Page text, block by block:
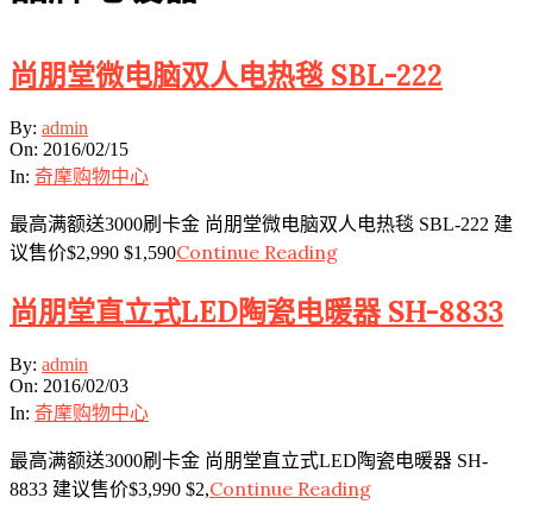
尚朋堂微电脑双人电热毯 SBL-222
2016-
02-
15
By: admin
On: 2016/02/15
In: 奇摩购物中心
最高满额送3000刷卡金 尚朋堂微电脑双人电热毯 SBL-222 建
议售价$2,990 $1,590Continue Reading
尚朋堂直立式LED陶瓷电暖器 SH-8833
2016-
02-
03
By: admin
On: 2016/02/03
In: 奇摩购物中心
最高满额送3000刷卡金 尚朋堂直立式LED陶瓷电暖器 SH-
8833 建议售价$3,990 $2,Continue Reading